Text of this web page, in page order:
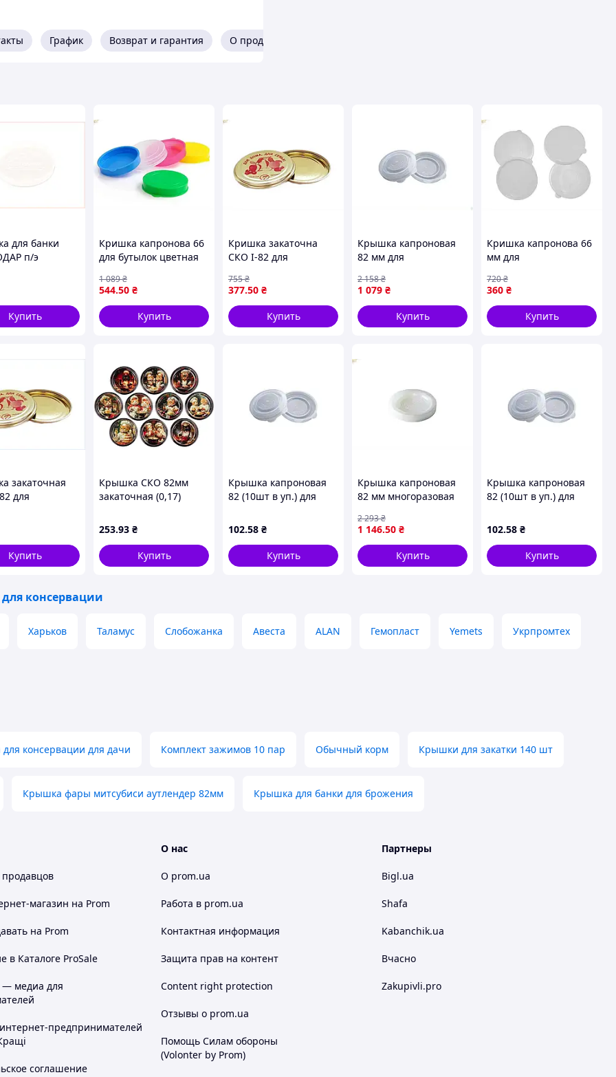
График Возврат и гарантия О продавце
для банки
п/э
Купить
Кришка капронова 66
для бутылок цветная
закрытия горловин
544.50 ₴
1 089₴
Купить
Кришка закаточна
СКО I-82 для
консервування
золотистий лак 50шт в
упаковці
377.50 ₴
755₴
Купить
Крышка капроновая
82 мм для
хранения продуктов
прозрачная 100 штук
в упаковке
1 079 ₴
2 158₴
Купить
Кришка капронова 66
мм для
хранения продуктов
100 штук белая ТМ
ХАРКІВ
360 ₴
720₴
Купить
закаточная
для
в
банки с
лаком 50
Купить
Крышка СКО 82мм
закаточная (0,17)
в спайке) (лак/эмаль)
ТМ ПАННОЧКА
253.93 ₴
Купить
Крышка капроновая
82 (10шт в уп.) для
ШИЛЗ
102.58 ₴
Купить
Крышка капроновая
82 мм многоразовая
вакуумная 100 шт ТМ
Харьков
1 146.50 ₴
2 293₴
Купить
Крышка капроновая
82 (10шт в уп.) для
ШИЛЗ
102.58 ₴
Купить
консервации
Харьков Таламус Слобожанка Авеста ALAN Гемопласт Yemets Укрпромтех
консервации для дачи Комплект зажимов 10 пар Обычный корм Крышки для закатки 140 шт
Крышка фары митсубиси аутлендер 82мм Крышка для банки для брожения
магазин на Prom
на Prom
в Каталоге ProSale
— медиа для
предпринимателей
соглашение
О нас
О prom.ua
Работа в prom.ua
Контактная информация
Защита прав на контент
Content right protection
Отзывы о prom.ua
Помощь Силам обороны
(Volonter by Prom)
Партнеры
Bigl.ua
Shafa
Kabanchik.ua
Вчасно
Zakupivli.pro